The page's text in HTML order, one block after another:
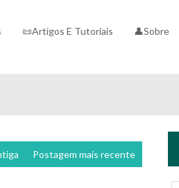
📜Artigos E Tutoriais 👤Sobre
Postagem mais recente